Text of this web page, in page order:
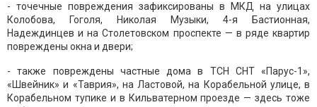
- точечные повреждения зафиксированы в МКД на улицах
Колобова, Гоголя, Николая Музыки, 4-я Бастионная,
Надеждинцев и на Столетовском проспекте — в ряде квартир
повреждены окна и двери;
- также повреждены частные дома в ТСН СНТ «Парус-1»,
«Швейник» и «Таврия», на Ластовой, на Корабельной улице, в
Корабельном тупике и в Кильватерном проезде — здесь тоже